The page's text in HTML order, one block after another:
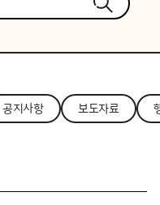
공지사항 보도자료